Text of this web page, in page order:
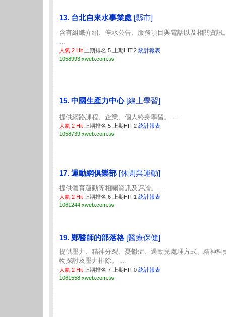
13. 台北自來水事業處 [縣市]
含有組織介紹、停水公告、服務項目與電話以及相關資訊
...
人氣 2 Hit 上期排名:5 上期HIT:2 統計報表
1058993.xweb.com.tw
15. 中國生產力中心 [線上學習]
提供網路課程、企業、個人終身學習。 ...
人氣 2 Hit 上期排名:5 上期HIT:2 統計報表
1058739.xweb.com.tw
17. 運動網俱樂部 [休閒與運動]
提供體育運動等相關資訊及評論。 ...
人氣 2 Hit 上期排名:6 上期HIT:1 統計報表
1061244.xweb.com.tw
19. 鄭醫師的部落格 [醫療保健]
提供壓力、精神分裂、憂鬱症、過動兒處理方式、精神科
物探討及壓力排除。 ...
人氣 2 Hit 上期排名:7 上期HIT:0 統計報表
1061558.xweb.com.tw